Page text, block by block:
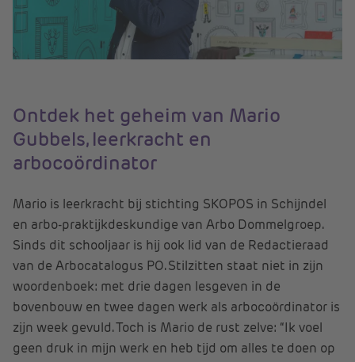
Ontdek het geheim van Mario
Gubbels, leerkracht en
arbocoördinator
Mario is leerkracht bij stichting SKOPOS in Schijndel
en arbo-praktijkdeskundige van Arbo Dommelgroep.
Sinds dit schooljaar is hij ook lid van de Redactieraad
van de Arbocatalogus PO. Stilzitten staat niet in zijn
woordenboek: met drie dagen lesgeven in de
bovenbouw en twee dagen werk als arbocoördinator is
zijn week gevuld. Toch is Mario de rust zelve: “Ik voel
geen druk in mijn werk en heb tijd om alles te doen op